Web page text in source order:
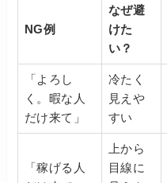
NG例
なぜ避
けた
い？
「よろし
く。暇な人
だけ来て」
冷たく
見えや
すい
「稼げる人
上から
目線に